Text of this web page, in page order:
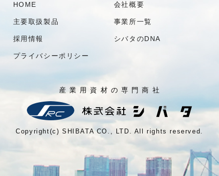
HOME 会社概要
主要取扱製品 事業所一覧
採用情報 シバタのDNA
プライバシーポリシー
産 業 用 資 材 の 専 門 商 社
Copyright(c) SHIBATA CO., LTD. All rights reserved.